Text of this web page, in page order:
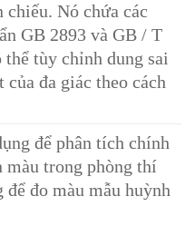
chiếu. Nó chứa các
GB 2893 và GB / T
thể tùy chỉnh dung sai
của đa giác theo cách
để phân tích chính
màu trong phòng thí
để đo màu mẫu huỳnh